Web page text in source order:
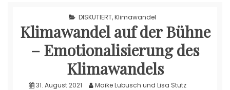
DISKUTIERT,Klimawandel
Klimawandel auf der Bühne
– Emotionalisierung des
Klimawandels
31. August 2021 Maike Lubusch und Lisa Stutz